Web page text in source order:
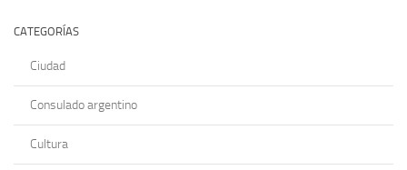
CATEGORÍAS
Ciudad
Consulado argentino
Cultura